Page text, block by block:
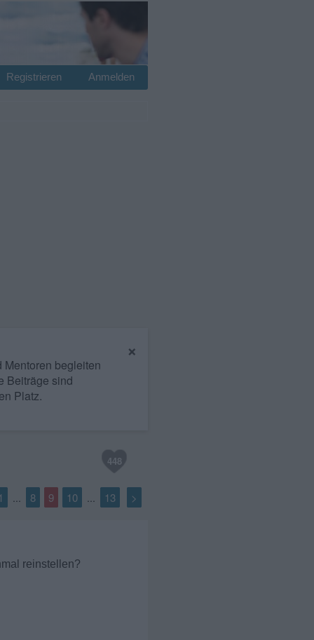
Anmelden
Registrieren
×
begleiten
Beiträge sind
Platz.
448
... 8 9 10 ... 13 >
reinstellen?